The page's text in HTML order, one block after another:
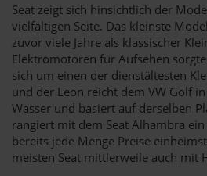
Seat zeigt sich hinsichtlich der
vielfältigen Seite. Das kleinste
zuvor viele Jahre als klassischer
Elektromotoren für Aufsehen
sich um einen der dienstältesten
und der Leon reicht dem VW Golf
Wasser und basiert auf derselben
rangiert mit dem Seat Alhambra
bereits jede Menge Preise
meisten Seat mittlerweile auch mit